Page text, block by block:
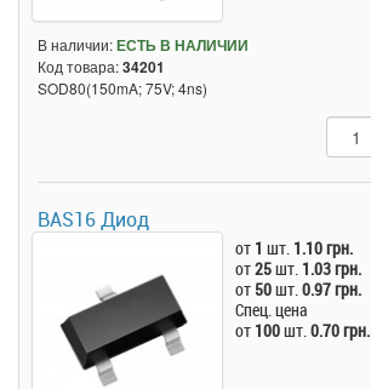
В наличии:ЕСТЬ В НАЛИЧИИ
Код товара:34201
SOD80(150mA; 75V; 4ns)
BAS16 Диод
от 1 шт. 1.10 грн.
от25шт. 1.03 грн.
от 50шт.0.97 грн.
Спец. цена
от 100шт.0.70 грн.